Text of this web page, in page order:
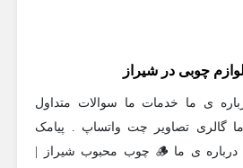
چوبی در شیراز
ی ما خدمات ما سوالات متداول
گالری تصاویر چت واتساپ . پیامک
تماس سریع اینستاگرام درباره ی ما 🪵 چوب محبوب شیراز |